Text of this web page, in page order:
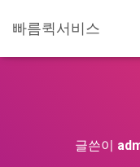
빠름퀵서비스
글쓴이